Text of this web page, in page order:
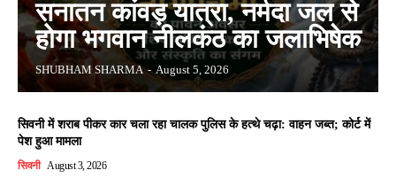
सनातन कांवड़ यात्रा, नर्मदा जल से
होगा भगवान नीलकंठ का जलाभिषेक
SHUBHAM SHARMA - August 5, 2026
सिवनी में शराब पीकर कार चला रहा चालक पुलिस के हत्थे चढ़ा: वाहन जब्त; कोर्ट में
पेश हुआ मामला
सिवनी August 3, 2026